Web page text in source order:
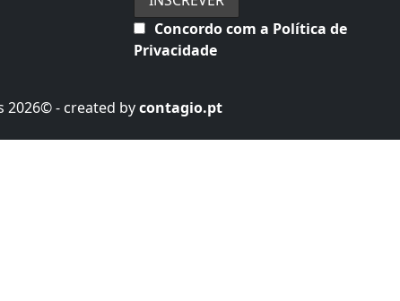
Concordo com a Política de
Privacidade
2026© - created bycontagio.pt